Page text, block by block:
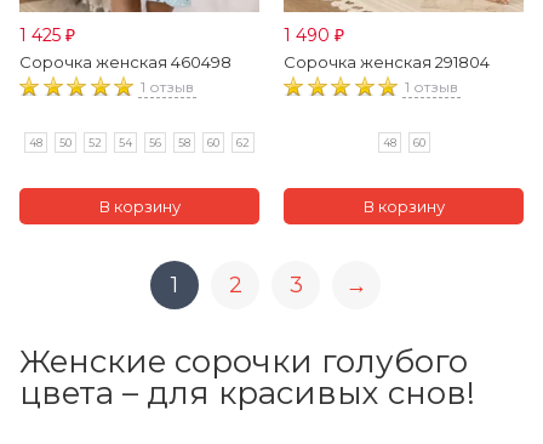
1 425 ₽
Сорочка женская 460498
1 отзыв
48 50 52 54 56 58 60 62
1 490 ₽
Сорочка женская 291804
1 отзыв
48 60
1 2 3 →
Женские сорочки голубого
цвета – для красивых снов!